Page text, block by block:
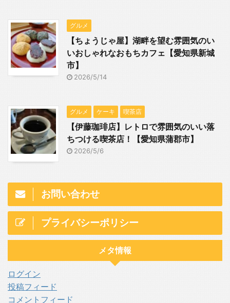
グルメ
【ちょうじゃ屋】湖畔を望む雰囲気のい
いおしゃれなおもちカフェ【愛知県新城
市】
2026/5/14
グルメ ケーキ 喫茶店
【伊藤珈琲店】レトロで雰囲気のいい落
ちつける喫茶店！【愛知県蒲郡市】
2026/5/6
お問い合わせ
プライバシーポリシー
メタ情報
ログイン
投稿フィード
コメントフィード